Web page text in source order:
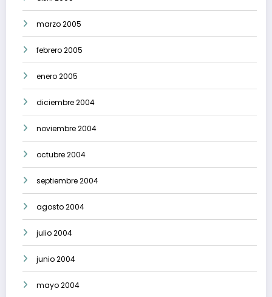
marzo 2005
febrero 2005
enero 2005
diciembre 2004
noviembre 2004
octubre 2004
septiembre 2004
agosto 2004
julio 2004
junio 2004
mayo 2004